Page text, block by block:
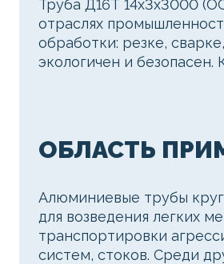
Труба Д16Т 14х3х3000
отраслях
обработки: резке,
экологичен и
ОБЛАСТЬ
Алюминиевые трубы
для возведения легких
транспортировки
систем, стоков. Среди